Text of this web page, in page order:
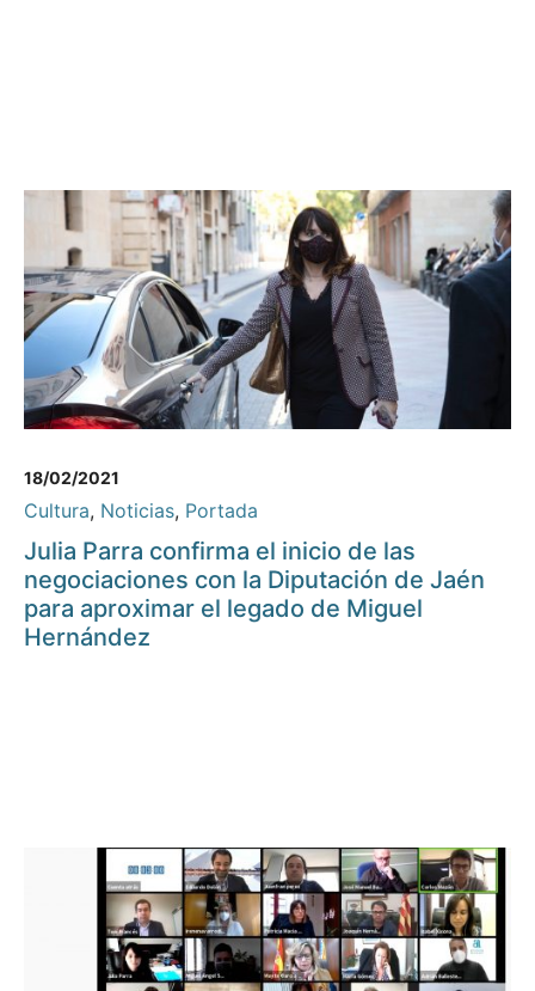
18/02/2021
Cultura, Noticias, Portada
Julia Parra confirma el inicio de las
negociaciones con la Diputación de Jaén
para aproximar el legado de Miguel
Hernández